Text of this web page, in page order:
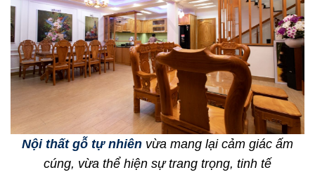
Nội thất gỗ tự nhiên vừa mang lại cảm giác ấm
cúng, vừa thể hiện sự trang trọng, tinh tế